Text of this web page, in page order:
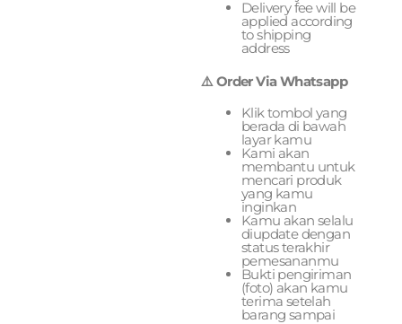
Delivery fee will be
applied according
to shipping
address
⚠️ Order Via Whatsapp
Klik tombol yang
berada di bawah
layar kamu
Kami akan
membantu untuk
mencari produk
yang kamu
inginkan
Kamu akan selalu
diupdate dengan
status terakhir
pemesananmu
Bukti pengiriman
(foto) akan kamu
terima setelah
barang sampai